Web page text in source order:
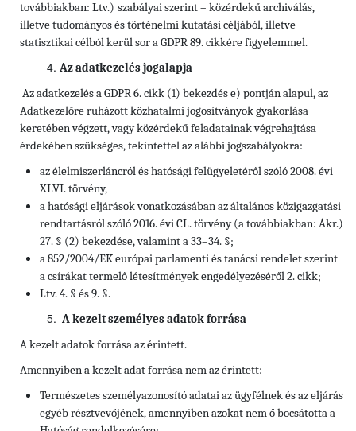
továbbiakban: Ltv.) szabályai szerint – közérdekű archiválás,
illetve tudományos és történelmi kutatási céljából, illetve
statisztikai célból kerül sor a GDPR 89. cikkére figyelemmel.
Az adatkezelés jogalapja
Az adatkezelés a GDPR 6. cikk (1) bekezdés e) pontján alapul, az
Adatkezelőre ruházott közhatalmi jogosítványok gyakorlása
keretében végzett, vagy közérdekű feladatainak végrehajtása
érdekében szükséges, tekintettel az alábbi jogszabályokra:
az élelmiszerláncról és hatósági felügyeletéről szóló 2008. évi
XLVI. törvény,
a hatósági eljárások vonatkozásában az általános közigazgatási
rendtartásról szóló 2016. évi CL. törvény (a továbbiakban: Ákr.)
27. § (2) bekezdése, valamint a 33–34. §;
a 852/2004/EK európai parlamenti és tanácsi rendelet szerint
a csírákat termelő létesítmények engedélyezéséről 2. cikk;
Ltv. 4. § és 9. §.
A kezelt személyes adatok forrása
A kezelt adatok forrása az érintett.
Amennyiben a kezelt adat forrása nem az érintett:
Természetes személyazonosító adatai az ügyfélnek és az eljárás
egyéb résztvevőjének, amennyiben azokat nem ő bocsátotta a